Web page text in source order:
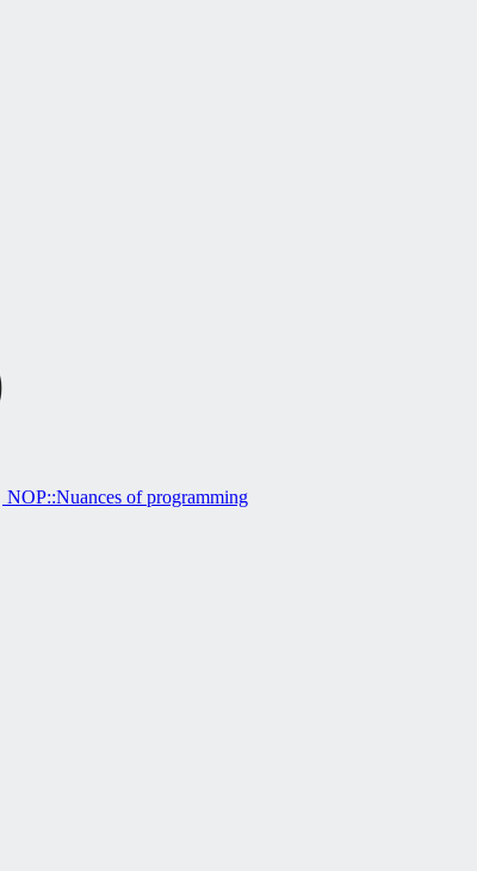
NOP::Nuances of programming